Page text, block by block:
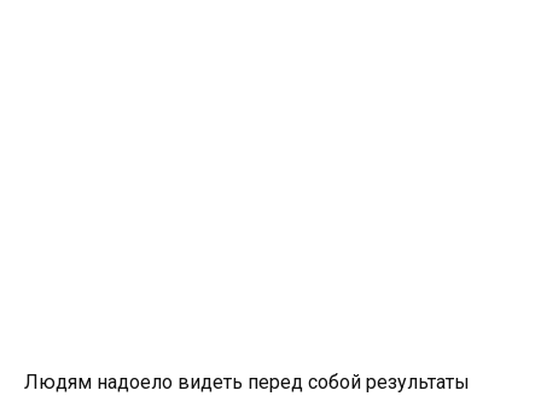
Людям надоело видеть перед собой результаты